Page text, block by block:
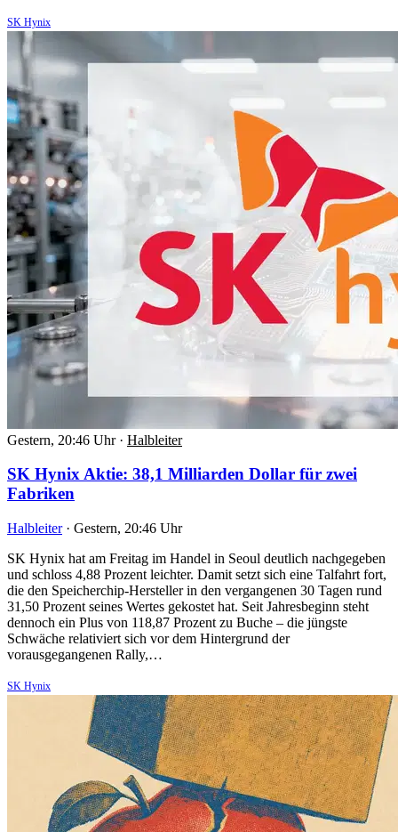
SK Hynix
Gestern, 20:46 Uhr · Halbleiter
SK Hynix Aktie: 38,1 Milliarden Dollar für zwei
Fabriken
Halbleiter · Gestern, 20:46 Uhr
SK Hynix hat am Freitag im Handel in Seoul deutlich nachgegeben
und schloss 4,88 Prozent leichter. Damit setzt sich eine Talfahrt fort,
die den Speicherchip-Hersteller in den vergangenen 30 Tagen rund
31,50 Prozent seines Wertes gekostet hat. Seit Jahresbeginn steht
dennoch ein Plus von 118,87 Prozent zu Buche – die jüngste
Schwäche relativiert sich vor dem Hintergrund der
vorausgegangenen Rally,…
SK Hynix